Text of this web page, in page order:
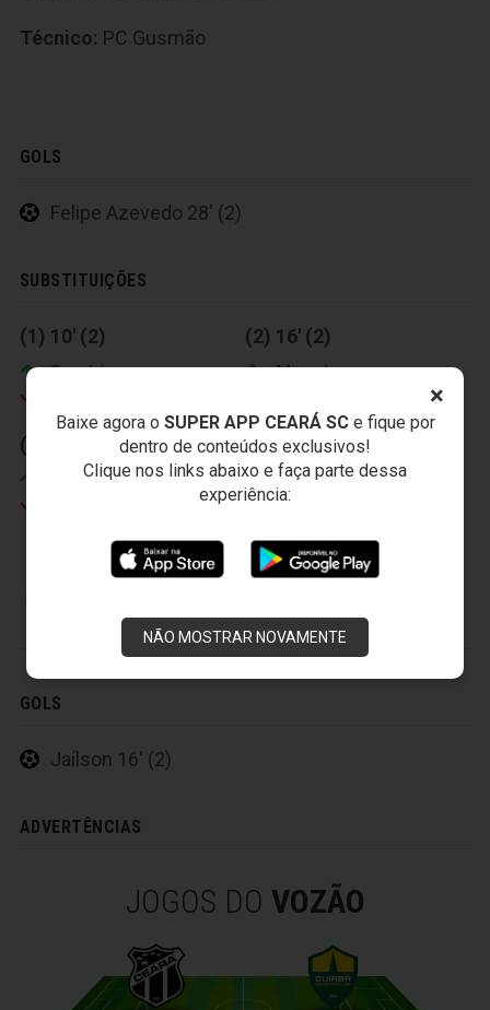
×
Baixe agora o SUPER APP CEARÁ SCe fique por
dentro de conteúdos exclusivos!
Clique nos links abaixo e faça parte dessa
experiência:
NÃO MOSTRAR NOVAMENTE
Técnico: PC Gusmão
GOLS
Felipe Azevedo 28' (2)
SUBSTITUIÇÕES
(1) 10' (2)
Romário
(2) 16' (2)
Misael
(3) 26' (2)
Reina
GOLS
Jaílson 16' (2)
ADVERTÊNCIAS
JOGOS DO VOZÃO